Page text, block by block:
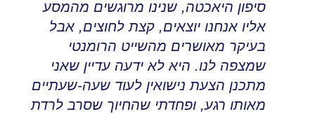
סיפון היאכטה, שנינו מרוגשים מהמסע
אליו אנחנו יוצאים, קצת לחוצים, אבל
בעיקר מאושרים מהשייט הרומנטי
שמצפה לנו. היא לא ידעה עדיין שאני
מתכנן הצעת נישואין לעוד שעה-שעתיים
מאותו רגע, ופחדתי שהחיוך שסרב לרדת